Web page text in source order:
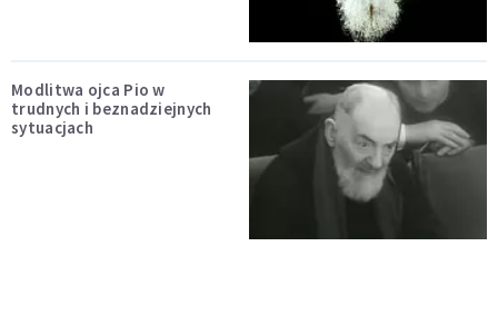
Modlitwa ojca Pio w
trudnych i beznadziejnych
sytuacjach